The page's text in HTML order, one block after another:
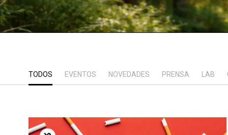
TODOS EVENTOS NOVEDADES PRENSA LAB